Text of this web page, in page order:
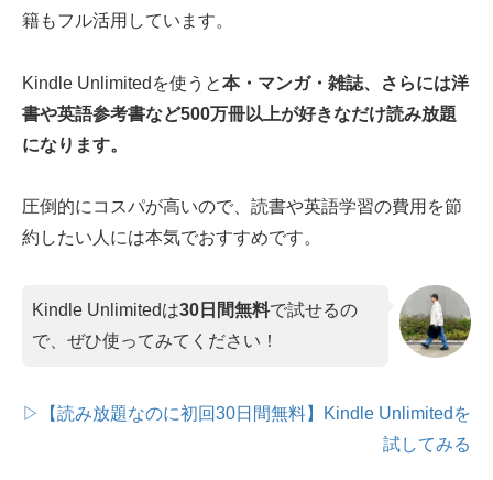
籍もフル活用しています。
Kindle Unlimitedを使うと本・マンガ・雑誌、さらには洋
書や英語参考書など500万冊以上が好きなだけ読み放題
になります。
圧倒的にコスパが高いので、読書や英語学習の費用を節
約したい人には本気でおすすめです。
Kindle Unlimitedは30日間無料で試せるの
で、ぜひ使ってみてください！
▷【読み放題なのに初回30日間無料】Kindle Unlimitedを
試してみる